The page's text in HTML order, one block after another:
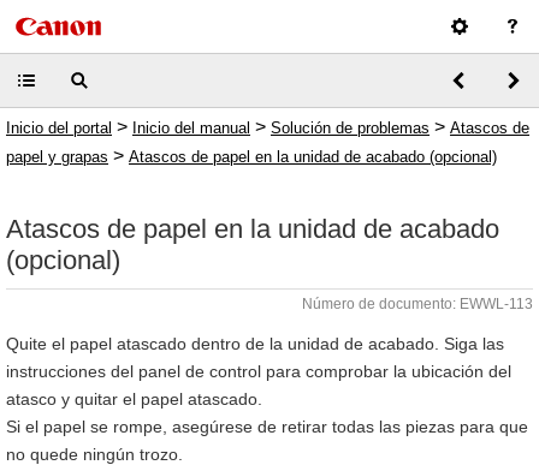
Inicio del portal > Inicio del manual > Solución de problemas > Atascos de
papel y grapas > Atascos de papel en la unidad de acabado (opcional)
Atascos de papel en la unidad de acabado
(opcional)
Número de documento: EWWL-113
Quite el papel atascado dentro de la unidad de acabado. Siga las
instrucciones del panel de control para comprobar la ubicación del
atasco y quitar el papel atascado.
Si el papel se rompe, asegúrese de retirar todas las piezas para que
no quede ningún trozo.